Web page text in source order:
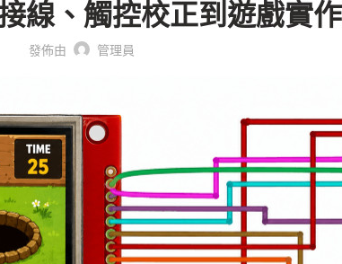
線、觸控校正到遊戲實
發佈由 管理員